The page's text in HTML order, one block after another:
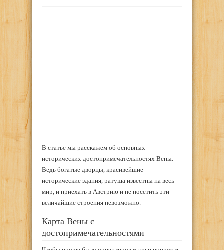
В статье мы расскажем об основных
исторических достопримечательностях Вены.
Ведь богатые дворцы, красивейшие
исторические здания, ратуша известны на весь
мир, и приехать в Австрию и не посетить эти
величайшие строения невозможно.
Карта Вены с
достопримечательностями